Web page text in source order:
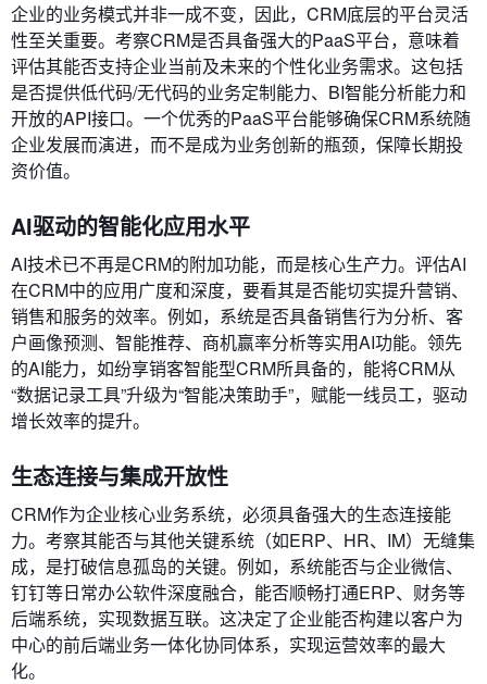
企业的业务模式并非一成不变，因此，CRM底层的平台灵活
性至关重要。考察CRM是否具备强大的PaaS平台，意味着
评估其能否支持企业当前及未来的个性化业务需求。这包括
是否提供低代码/无代码的业务定制能力、BI智能分析能力和
开放的API接口。一个优秀的PaaS平台能够确保CRM系统随
企业发展而演进，而不是成为业务创新的瓶颈，保障长期投
资价值。
AI驱动的智能化应用水平
AI技术已不再是CRM的附加功能，而是核心生产力。评估AI
在CRM中的应用广度和深度，要看其是否能切实提升营销、
销售和服务的效率。例如，系统是否具备销售行为分析、客
户画像预测、智能推荐、商机赢率分析等实用AI功能。领先
的AI能力，如纷享销客智能型CRM所具备的，能将CRM从
“数据记录工具”升级为“智能决策助手”，赋能一线员工，驱动
增长效率的提升。
生态连接与集成开放性
CRM作为企业核心业务系统，必须具备强大的生态连接能
力。考察其能否与其他关键系统（如ERP、HR、IM）无缝集
成，是打破信息孤岛的关键。例如，系统能否与企业微信、
钉钉等日常办公软件深度融合，能否顺畅打通ERP、财务等
后端系统，实现数据互联。这决定了企业能否构建以客户为
中心的前后端业务一体化协同体系，实现运营效率的最大
化。